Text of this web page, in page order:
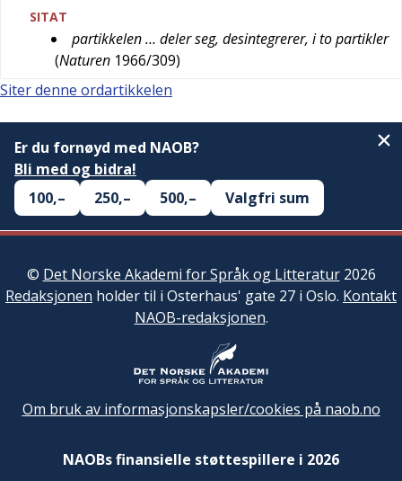
SITAT
partikkelen … deler seg, desintegrerer, i to partikler
(Naturen 1966/309)
Siter denne ordartikkelen
Er du fornøyd med NAOB?
Bli med og bidra!
100,–
250,– 500,– Valgfri sum
© Det Norske Akademi for Språk og Litteratur2026
Redaksjonen holder til i Osterhaus' gate 27 i Oslo. Kontakt
NAOB-redaksjonen.
Om bruk av informasjonskapsler/cookies på naob.no
NAOBs finansielle støttespillere i 2026